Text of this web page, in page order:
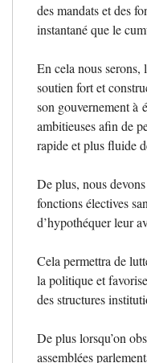
des mandats et des
instantané que le
En cela nous serons,
soutien fort et
son gouvernement à
ambitieuses afin de
rapide et plus fluide
De plus, nous
fonctions électives
d’hypothéquer leur
Cela permettra de
la politique et
des structures
De plus lorsqu’on
assemblées